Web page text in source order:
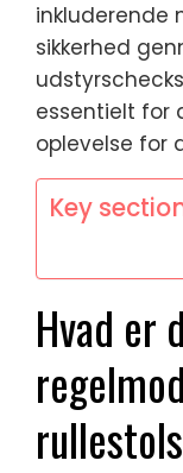
inkluderende
sikkerhed
essentielt for
oplevelse for
Key
Hvad er